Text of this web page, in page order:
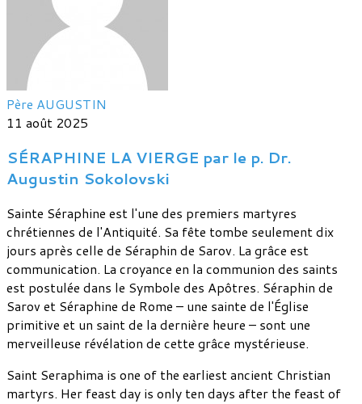
Père AUGUSTIN
11 août 2025
SÉRAPHINE LA VIERGE par le p. Dr.
Augustin Sokolovski
Sainte Séraphine est l'une des premiers martyres
chrétiennes de l'Antiquité. Sa fête tombe seulement dix
jours après celle de Séraphin de Sarov. La grâce est
communication. La croyance en la communion des saints
est postulée dans le Symbole des Apôtres. Séraphin de
Sarov et Séraphine de Rome – une sainte de l'Église
primitive et un saint de la dernière heure – sont une
merveilleuse révélation de cette grâce mystérieuse.
Saint Seraphima is one of the earliest ancient Christian
martyrs. Her feast day is only ten days after the feast of